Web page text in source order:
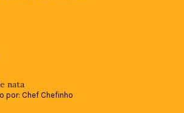
nata
por: Chef Chefinho